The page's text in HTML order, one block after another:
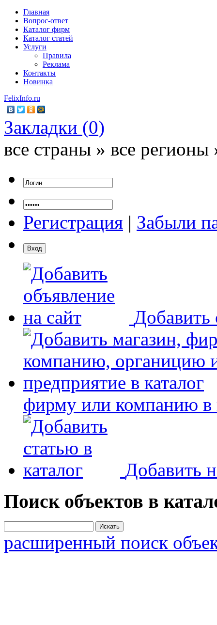
Главная
Вопрос-ответ
Каталог фирм
Каталог статей
Услуги
Правила
Реклама
Контакты
Новинка
FelixInfo.ru
Закладки (0)
все страны » все регионы
Регистрация | Забыли
Добавить
фирму или компанию в
Добавить
Поиск объектов в
расширенный поиск